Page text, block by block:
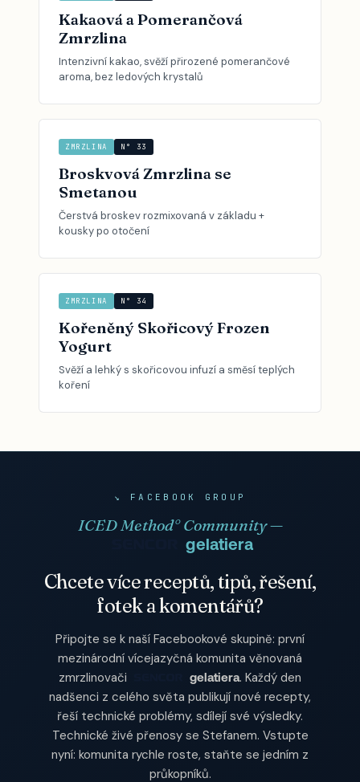
Kakaová a Pomerančová
Zmrzlina
Intenzivní kakao, svěží přirozené pomerančové
aroma, bez ledových krystalů
ZMRZLINA N° 33
Broskvová Zmrzlina se
Smetanou
Čerstvá broskev rozmixovaná v základu +
kousky po otočení
ZMRZLINA N° 34
Kořeněný Skořicový Frozen
Yogurt
Svěží a lehký s skořicovou infuzí a směsí teplých
koření
↘ FACEBOOK GROUP
ICED Method° Community —
gelatiera
Chcete více receptů, tipů, řešení,
fotek a komentářů?
Připojte se k naší Facebookové skupině: první
mezinárodní vícejazyčná komunita věnovaná
zmrzlinovači
gelatiera. Každý den
nadšenci z celého světa publikují nové recepty,
řeší technické problémy, sdílejí své výsledky.
Technické živé přenosy se Stefanem. Vstupte
nyní: komunita rychle roste, staňte se jedním z
průkopníků.